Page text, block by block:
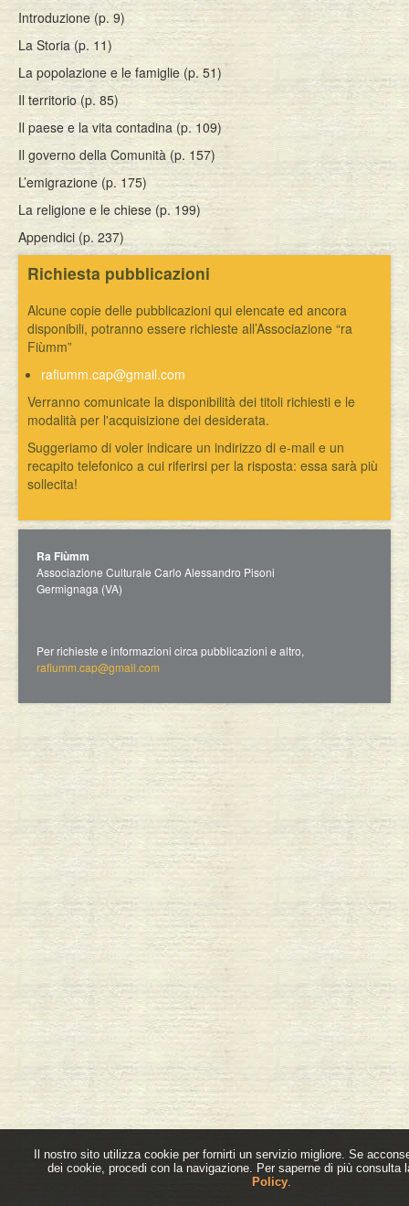
Introduzione (p. 9)
La Storia (p. 11)
La popolazione e le famiglie (p. 51)
Il territorio (p. 85)
Il paese e la vita contadina (p. 109)
Il governo della Comunità (p. 157)
L’emigrazione (p. 175)
La religione e le chiese (p. 199)
Appendici (p. 237)
Richiesta pubblicazioni
Alcune copie delle pubblicazioni qui elencate ed ancora
disponibili, potranno essere richieste all’Associazione “ra
Fiùmm”
rafiumm.cap@gmail.com
Verranno comunicate la disponibilità dei titoli richiesti e le
modalità per l'acquisizione dei desiderata.
Suggeriamo di voler indicare un indirizzo di e-mail e un
recapito telefonico a cui riferirsi per la risposta: essa sarà più
sollecita!
Ra Fiùmm
Associazione Culturale Carlo Alessandro Pisoni
Germignaga (VA)
Per richieste e informazioni circa pubblicazioni e altro,
rafiumm.cap@gmail.com
Il nostro sito utilizza cookie per fornirti un servizio migliore. Se
dei cookie, procedi con la navigazione. Per saperne di più consulta
Policy.